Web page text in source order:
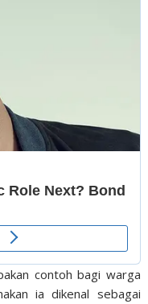
contoh bagi warga
ia dikenal sebagai